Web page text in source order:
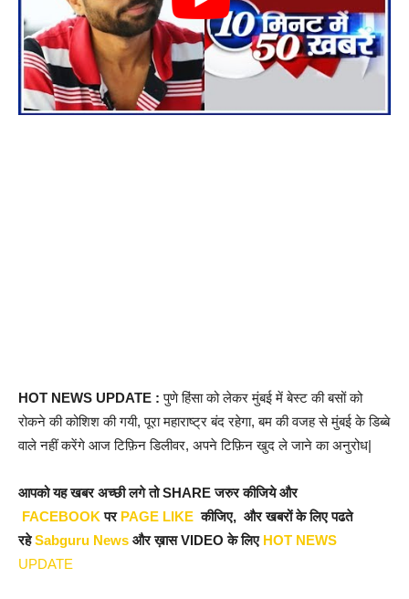
HOT NEWS UPDATE :पुणे हिंसा को लेकर मुंबई में बेस्ट की बसों को
रोकने की कोशिश की गयी, पूरा महाराष्ट्र बंद रहेगा, बम की वजह से मुंबई के डिब्बे
वाले नहीं करेंगे आज टिफ़िन डिलीवर, अपने टिफ़िन खुद ले जाने का अनुरोध|
आपको यह खबर अच्छी लगे तो SHARE जरुर कीजिये और
FACEBOOKपर PAGE LIKE कीजिए, और खबरों के लिए पढते
रहेSabguru News और ख़ास VIDEO के लिए HOT NEWS
UPDATE